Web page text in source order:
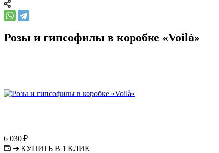
Розы и гипсофилы в коробке «Voilà»
6 030 ₽
➜ КУПИТЬ В 1 КЛИК